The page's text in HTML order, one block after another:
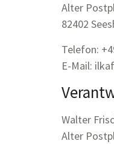
Alter
82402
Telefon:
E-Mail:
Walter
Alter